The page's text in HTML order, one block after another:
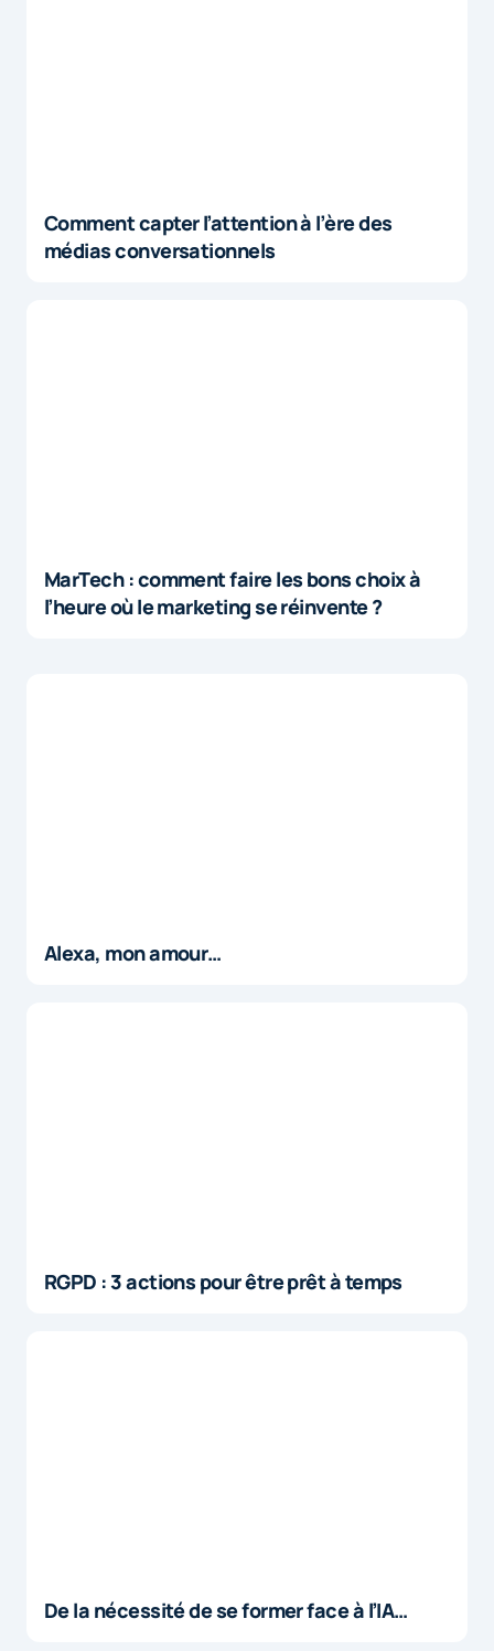
Comment capter l’attention à l’ère des
médias conversationnels
MarTech : comment faire les bons choix à
l’heure où le marketing se réinvente ?
Alexa, mon amour…
RGPD : 3 actions pour être prêt à temps
De la nécessité de se former face à l’IA…